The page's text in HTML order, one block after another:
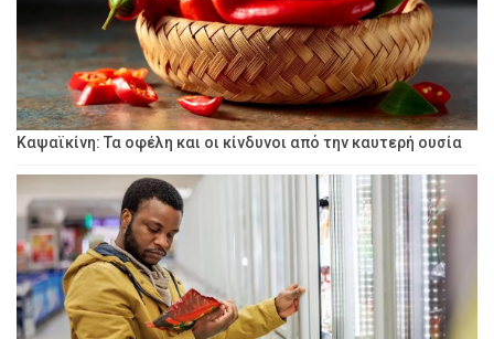
Καψαϊκίνη: Τα οφέλη και οι κίνδυνοι από την καυτερή ουσία